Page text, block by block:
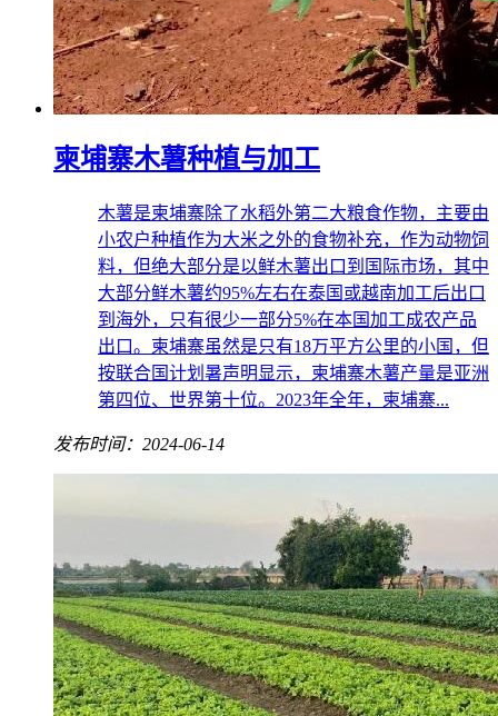
柬埔寨木薯种植与加工
木薯是柬埔寨除了水稻外第二大粮食作物，主要由
小农户种植作为大米之外的食物补充，作为动物饲
料，但绝大部分是以鲜木薯出口到国际市场，其中
大部分鲜木薯约95%左右在泰国或越南加工后出口
到海外，只有很少一部分5%在本国加工成农产品
出口。柬埔寨虽然是只有18万平方公里的小国，但
按联合国计划暑声明显示，柬埔寨木薯产量是亚洲
第四位、世界第十位。2023年全年，柬埔寨...
发布时间：2024-06-14